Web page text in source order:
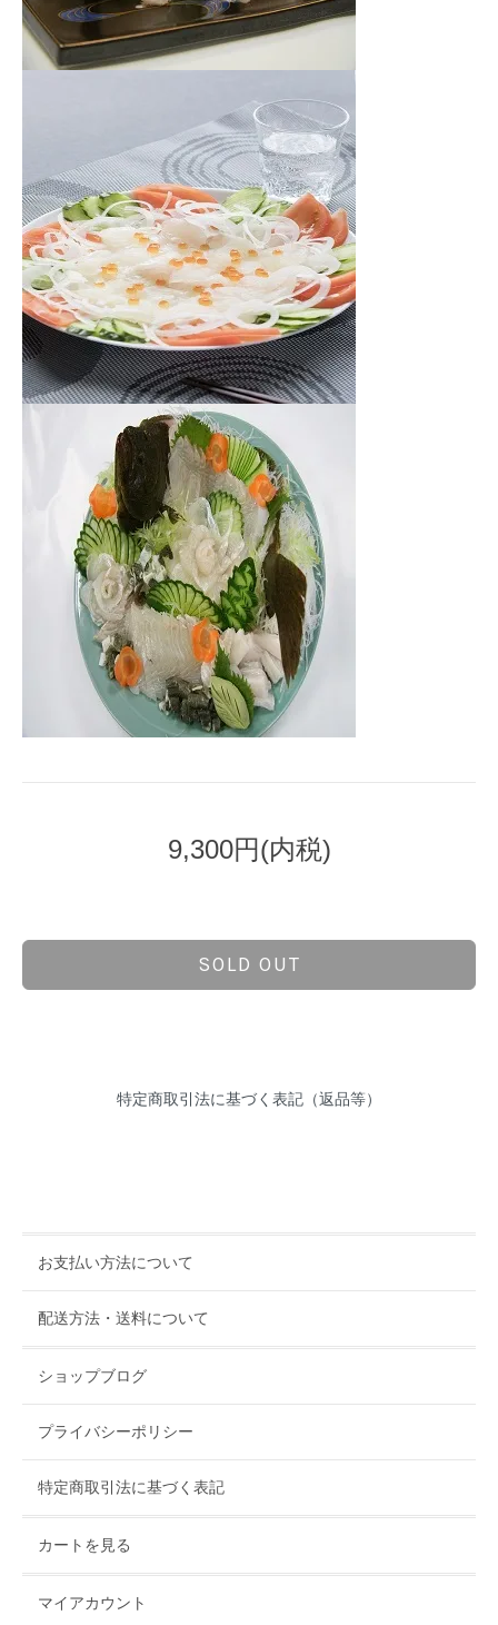
9,300円(内税)
SOLD OUT
特定商取引法に基づく表記（返品等）
お支払い方法について
配送方法・送料について
ショップブログ
プライバシーポリシー
特定商取引法に基づく表記
カートを見る
マイアカウント